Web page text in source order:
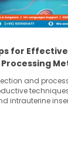
for
and
intrauterine
couples achieve